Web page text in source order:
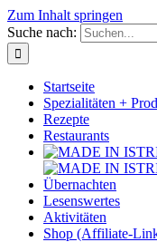
Zum Inhalt springen
Suche nach:
Startseite
Spezialitäten +
Rezepte
Restaurants
Übernachten
Lesenswertes
Aktivitäten
Shop (Affiliate-